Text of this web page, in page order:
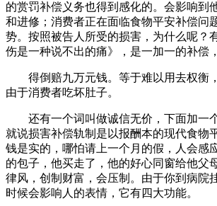
的赏罚补偿义务也得到感化的。会影响到
和进修；消费者正在面临食物平安补偿问
势。按照被告人所受的损害，为什么呢？
伤是一种说不出的痛》，是一加一的补偿，
得倒赔九万元钱。等于难以用去权衡，
由于消费者吃坏肚子。
还有一个词叫做诚信无价，下面加一
就说损害补偿轨制是以报酬本的现代食物
钱是实的，哪怕请上一个月的假，人会感
的包子，他买走了，他的好心同窗给他父
律风，创制财富，会压制。由于你到病院
时候会影响人的表情，它有四大功能。